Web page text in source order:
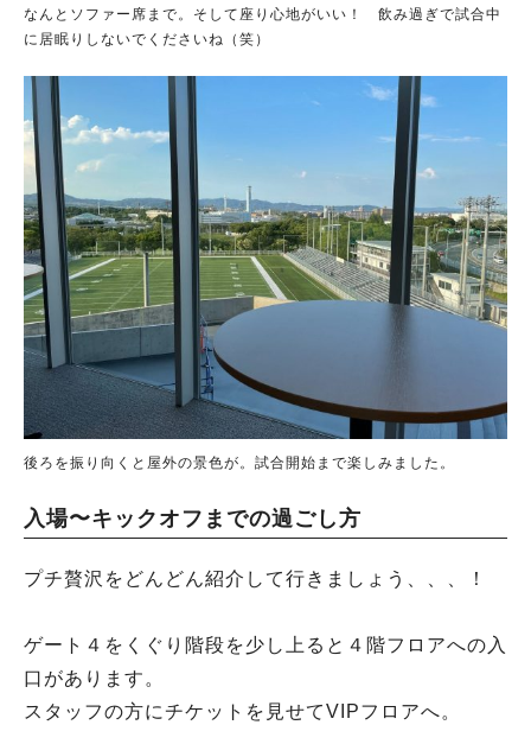
なんとソファー席まで。そして座り心地がいい！ 飲み過ぎで試合中
に居眠りしないでくださいね（笑）
後ろを振り向くと屋外の景色が。試合開始まで楽しみました。
入場〜キックオフまでの過ごし方
プチ贅沢をどんどん紹介して行きましょう、、、！
ゲート４をくぐり階段を少し上ると４階フロアへの入
口があります。
スタッフの方にチケットを見せてVIPフロアへ。